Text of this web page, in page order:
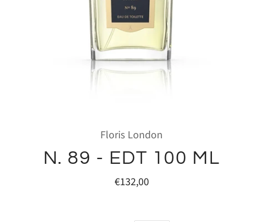
Floris London
N. 89 - EDT 100 ML
€132,00